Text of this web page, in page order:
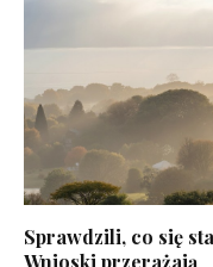
Sprawdzili, co się
Wnioski przerażają